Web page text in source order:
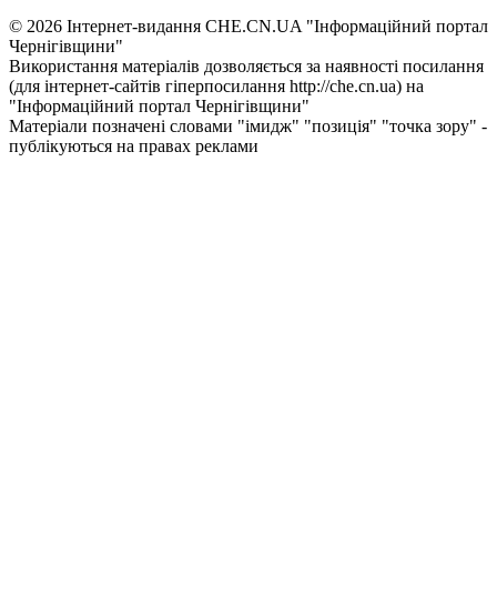
© 2026 Інтернет-видання CHE.CN.UA "Інформаційний портал
Чернiгiвщини"
Використання матеріалів дозволяється за наявності посилання
(для інтернет-сайтів гіперпосилання http://che.cn.ua) на
"Інформаційний портал Чернiгiвщини"
Матеріали позначені словами "імидж" "позиція" "точка зору" -
публікуються на правах реклами